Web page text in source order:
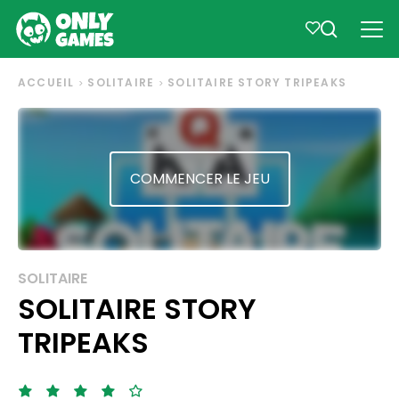
ACCUEIL SOLITAIRE SOLITAIRE STORY TRIPEAKS
COMMENCER LE JEU
SOLITAIRE
SOLITAIRE STORY
TRIPEAKS